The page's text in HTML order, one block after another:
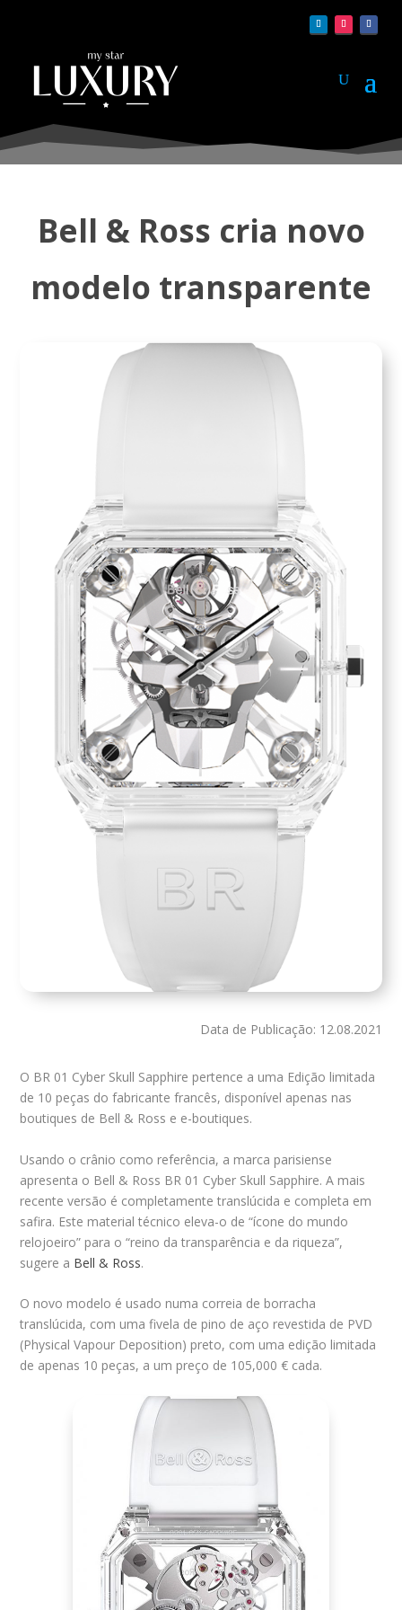
Bell & Ross cria novo
modelo transparente
Data de Publicação: 12.08.2021
O BR 01 Cyber Skull Sapphire pertence a uma Edição limitada
de 10 peças do fabricante francês, disponível apenas nas
boutiques de Bell & Ross e e-boutiques.
Usando o crânio como referência, a marca parisiense
apresenta o Bell & Ross BR 01 Cyber Skull Sapphire. A mais
recente versão é completamente translúcida e completa em
safira. Este material técnico eleva-o de “ícone do mundo
relojoeiro” para o “reino da transparência e da riqueza”,
sugere a Bell & Ross.
O novo modelo é usado numa correia de borracha
translúcida, com uma fivela de pino de aço revestida de PVD
(Physical Vapour Deposition) preto, com uma edição limitada
de apenas 10 peças, a um preço de 105,000 € cada.